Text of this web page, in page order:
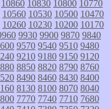
10860 10830 10800 10770
10560 10530 10500 10470
10260 10230 10200 10170
9930 9900 9870 9840
9570 9540 9510 9480
9210 9180 9150 9120
8850 8820 8790 8760
8490 8460 8430 8400
8130 8100 8070 8040
7770 7740 7710 7680